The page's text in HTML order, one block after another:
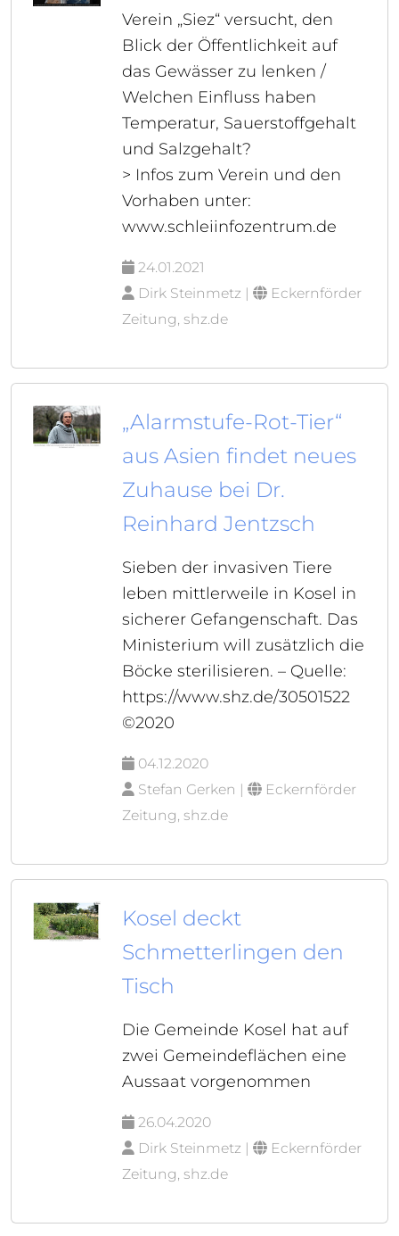
Verein „Siez“ versucht, den
Blick der Öffentlichkeit auf
das Gewässer zu lenken /
Welchen Einfluss haben
Temperatur, Sauerstoffgehalt
und Salzgehalt?
> Infos zum Verein und den
Vorhaben unter:
www.schleiinfozentrum.de
24.01.2021
Dirk Steinmetz |
Eckernförder
Zeitung, shz.de
„Alarmstufe-Rot-Tier“
aus Asien findet neues
Zuhause bei Dr.
Reinhard Jentzsch
Sieben der invasiven Tiere
leben mittlerweile in Kosel in
sicherer Gefangenschaft. Das
Ministerium will zusätzlich die
Böcke sterilisieren. – Quelle:
https://www.shz.de/30501522
©2020
04.12.2020
Stefan Gerken |
Eckernförder
Zeitung, shz.de
Kosel deckt
Schmetterlingen den
Tisch
Die Gemeinde Kosel hat auf
zwei Gemeindeflächen eine
Aussaat vorgenommen
26.04.2020
Dirk Steinmetz |
Eckernförder
Zeitung, shz.de